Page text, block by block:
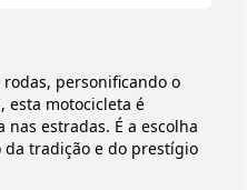
disponível
disponível
disponível
personificando o
esta motocicleta é
estradas. É a escolha
tradição e do prestígio